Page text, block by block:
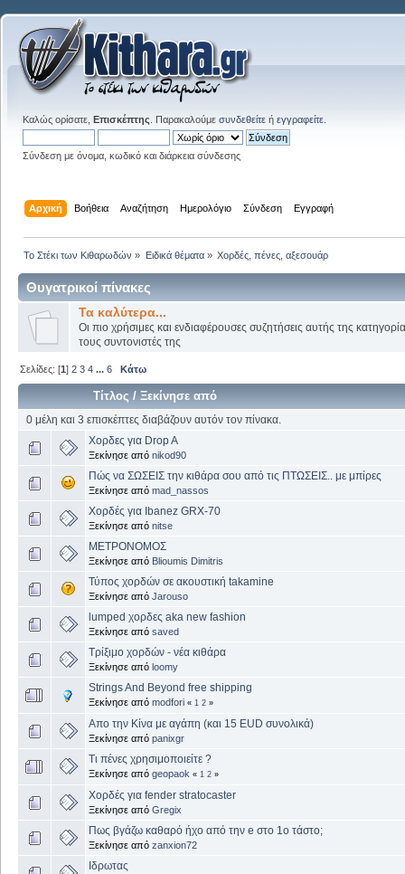
Καλώς ορίσατε, Επισκέπτης . Παρακαλούμε συνδεθείτε ή εγγραφείτε
Σύνδεση με όνομα, κωδικό και διάρκεια σύνδεσης
Αρχική Βοήθεια Αναζήτηση Ημερολόγιο Σύνδεση Εγγραφή
Το Στέκι των Κιθαρωδών » Ειδικά θέματα» Χορδές, πένες, αξεσουάρ
Θυγατρικοί πίνακες
Τα καλύτερα...
Οι πιο χρήσιμες και ενδιαφέρουσες συζητήσεις αυτής της
τους συντονιστές της
Σελίδες: [1]2 3 4 ...6 Κάτω
Τίτλος /Ξεκίνησε από
0 μέλη και 3 επισκέπτες διαβάζουν αυτόν τον πίνακα.
Χορδες για Drop A
Ξεκίνησε από nikod90
Πώς να ΣΩΣΕΙΣ την κιθάρα σου από τις ΠΤΩΣΕΙΣ.. με μπίρες
Ξεκίνησε από mad_nassos
Χορδές για Ibanez GRX-70
Ξεκίνησε από nitse
ΜΕΤΡΟΝΟΜΟΣ
Ξεκίνησε από Blioumis Dimitris
Τύπος χορδών σε ακουστική takamine
Ξεκίνησε από Jarouso
lumped χορδες aka new fashion
Ξεκίνησε από saved
Τρίξιμο χορδών - νέα κιθάρα
Ξεκίνησε από loomy
Strings And Beyond free shipping
Ξεκίνησε από modfori « 1 2 »
Απο την Κίνα με αγάπη (και 15 EUD συνολικά)
Ξεκίνησε από panixgr
Τι πένες χρησιμοποιείτε ?
Ξεκίνησε από geopaok « 1 2 »
Χορδές για fender stratocaster
Ξεκίνησε από Gregix
Πως βγάζω καθαρό ήχο από την e στο 1ο τάστο;
Ξεκίνησε από zanxion72
Ιδρωτας